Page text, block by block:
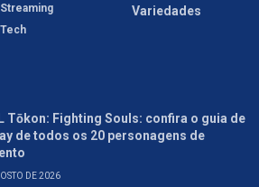
Streaming
Tech
Variedades
Tōkon: Fighting Souls: confira o guia de
de todos os 20 personagens de
DE 2026